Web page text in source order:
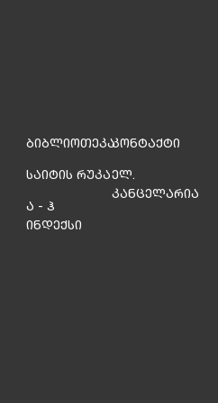
ბიბლიოთეკა
საიტის რუკა
ა - ჰ
ინდექსი
კონტაქტი
ელ.
კანცელარია